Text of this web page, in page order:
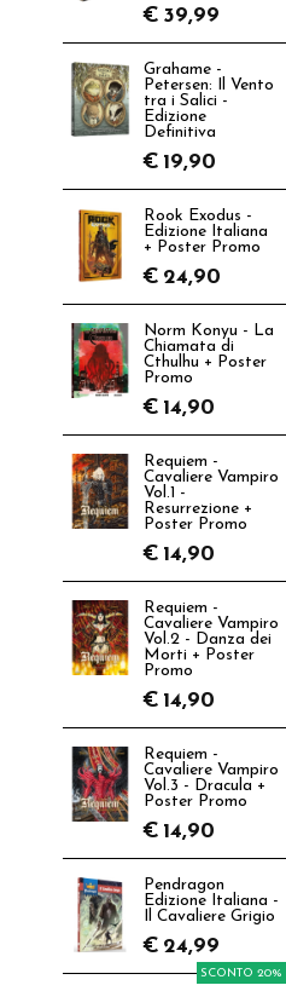
€ 39,99
Grahame -
Petersen: Il Vento
tra i Salici -
Edizione
Definitiva
€ 19,90
Rook Exodus -
Edizione Italiana
+ Poster Promo
€ 24,90
Norm Konyu - La
Chiamata di
Cthulhu + Poster
Promo
€ 14,90
Requiem -
Cavaliere Vampiro
Vol.1 -
Resurrezione +
Poster Promo
€ 14,90
Requiem -
Cavaliere Vampiro
Vol.2 - Danza dei
Morti + Poster
Promo
€ 14,90
Requiem -
Cavaliere Vampiro
Vol.3 - Dracula +
Poster Promo
€ 14,90
Pendragon
Edizione Italiana -
Il Cavaliere Grigio
€ 24,99
SCONTO 20%